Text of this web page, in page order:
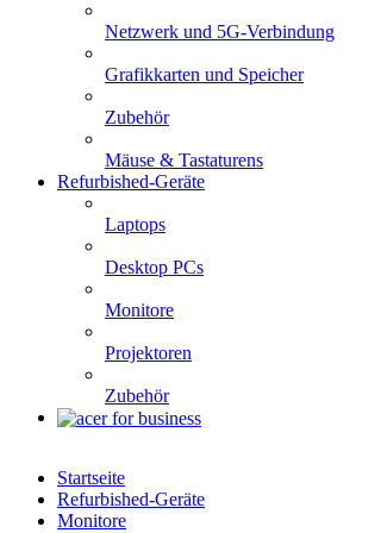
Netzwerk und 5G-Verbindung
Grafikkarten und Speicher
Zubehör
Mäuse & Tastaturens
Refurbished-Geräte
Laptops
Desktop PCs
Monitore
Projektoren
Zubehör
Startseite
Refurbished-Geräte
Monitore